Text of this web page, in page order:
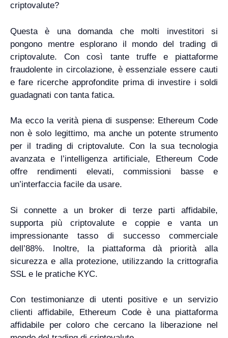
criptovalute?
Questa è una domanda che molti investitori si
pongono mentre esplorano il mondo del trading di
criptovalute. Con così tante truffe e piattaforme
fraudolente in circolazione, è essenziale essere cauti
e fare ricerche approfondite prima di investire i soldi
guadagnati con tanta fatica.
Ma ecco la verità piena di suspense: Ethereum Code
non è solo legittimo, ma anche un potente strumento
per il trading di criptovalute. Con la sua tecnologia
avanzata e l’intelligenza artificiale, Ethereum Code
offre rendimenti elevati, commissioni basse e
un’interfaccia facile da usare.
Si connette a un broker di terze parti affidabile,
supporta più criptovalute e coppie e vanta un
impressionante tasso di successo commerciale
dell’88%. Inoltre, la piattaforma dà priorità alla
sicurezza e alla protezione, utilizzando la crittografia
SSL e le pratiche KYC.
Con testimonianze di utenti positive e un servizio
clienti affidabile, Ethereum Code è una piattaforma
affidabile per coloro che cercano la liberazione nel